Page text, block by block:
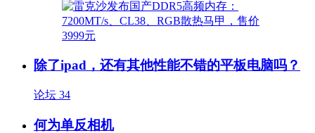
除了ipad，还有其他性能不错的平板电脑吗？
论坛 34
何为单反相机